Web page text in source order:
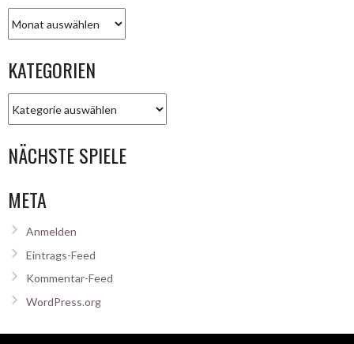
KATEGORIEN
NÄCHSTE SPIELE
META
Anmelden
Eintrags-Feed
Kommentar-Feed
WordPress.org